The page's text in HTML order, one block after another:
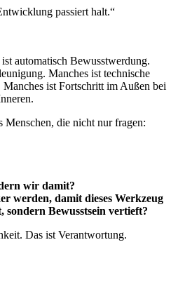
passiert halt.“
automatisch Bewusstwerdung.
Manches ist technische
ist Fortschritt im Außen bei
Menschen, die nicht nur fragen:
wir damit?
werden, damit dieses Werkzeug
Bewusstsein vertieft?
Das ist Verantwortung.